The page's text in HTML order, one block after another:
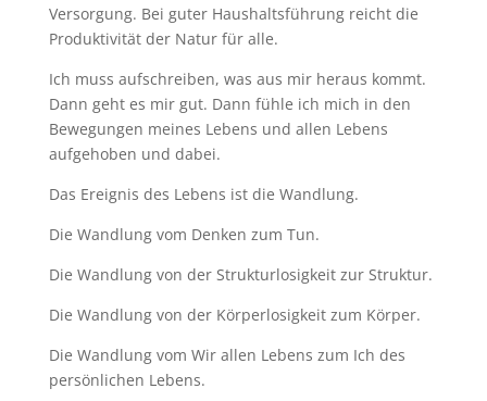
Versorgung. Bei guter Haushaltsführung reicht die
Produktivität der Natur für alle.
Ich muss aufschreiben, was aus mir heraus kommt.
Dann geht es mir gut. Dann fühle ich mich in den
Bewegungen meines Lebens und allen Lebens
aufgehoben und dabei.
Das Ereignis des Lebens ist die Wandlung.
Die Wandlung vom Denken zum Tun.
Die Wandlung von der Strukturlosigkeit zur Struktur.
Die Wandlung von der Körperlosigkeit zum Körper.
Die Wandlung vom Wir allen Lebens zum Ich des
persönlichen Lebens.